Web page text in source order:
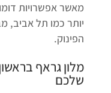
מאשר אפשרויות
יותר כמו תל אביב,
הפינוק.
מלון גראף
שלכם